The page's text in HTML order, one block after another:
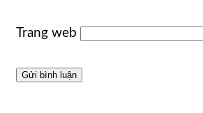
Trang web